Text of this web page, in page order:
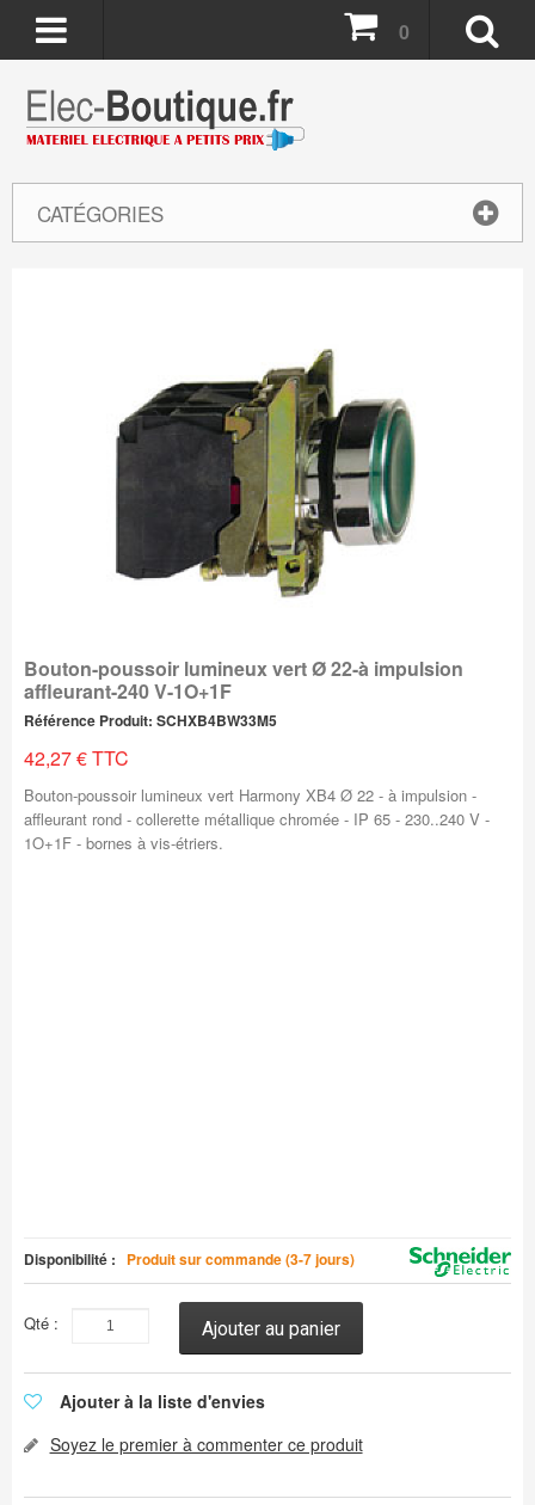
CATÉGORIES
0
Bouton-poussoir lumineux vert Ø 22-à impulsion
affleurant-240 V-1O+1F
Référence Produit: SCHXB4BW33M5
42,27 € TTC
Bouton-poussoir lumineux vert Harmony XB4 Ø 22 - à impulsion -
affleurant rond - collerette métallique chromée - IP 65 - 230..240 V -
1O+1F - bornes à vis-étriers.
Disponibilité : Produit sur commande (3-7 jours)
Qté : Ajouter au panier
Ajouter à la liste d'envies
Soyez le premier à commenter ce produit